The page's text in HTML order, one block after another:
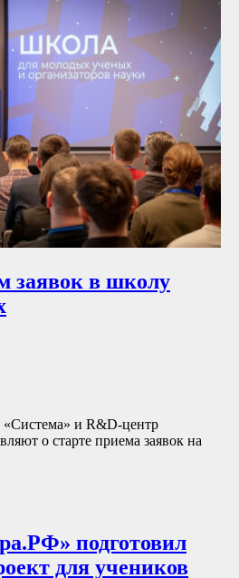
заявок в школу
и R&D-центр
о старте приема заявок на
подготовил
для учеников